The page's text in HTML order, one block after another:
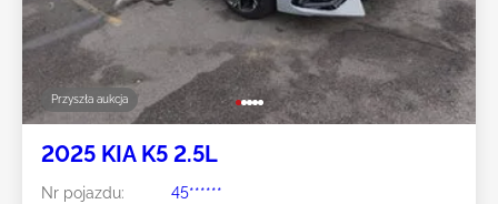
Przyszła aukcja
2025 KIA K5 2.5L
Nr pojazdu:
45******